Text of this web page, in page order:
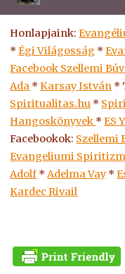
Honlapjaink:
*Égi Világosság *
Facebook Szellemi
Ada *Karsay István *
Spiritualitas.hu *
Hangoskönyvek *ES
Facebookok: Szellemi
Evangeliumi
Adolf *Adelma Vay *
Kardec Rivail